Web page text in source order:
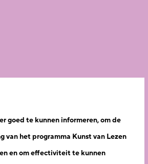
goed te kunnen informeren, om de
van het programma Kunst van Lezen
en om effectiviteit te kunnen